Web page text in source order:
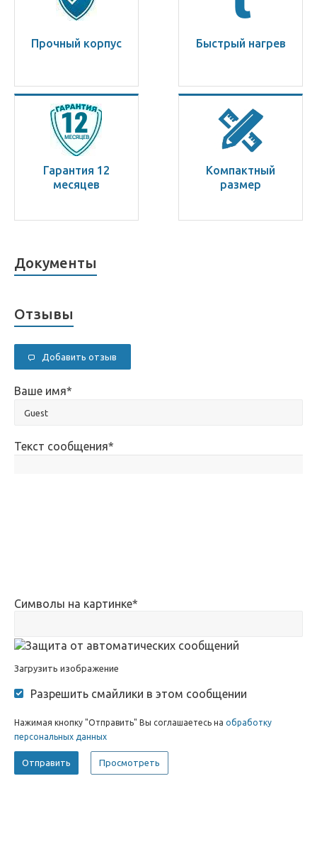
Прочный корпус Быстрый нагрев
Гарантия 12
месяцев
Компактный
размер
Документы
Отзывы
Добавить отзыв
Ваше имя*
Текст сообщения*
Символы на картинке*
Загрузить изображение
Разрешить смайлики в этом сообщении
Нажимая кнопку "Отправить" Вы соглашаетесь на обработку
персональных данных